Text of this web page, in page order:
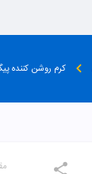
کرم روشن کننده